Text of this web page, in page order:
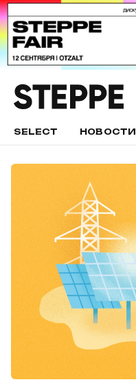
SELECT НОВОСТИ